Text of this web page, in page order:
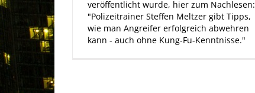
veröffentlicht wurde, hier zum Nachlesen:
"Polizeitrainer Steffen Meltzer gibt Tipps,
wie man Angreifer erfolgreich abwehren
kann - auch ohne Kung-Fu-Kenntnisse."